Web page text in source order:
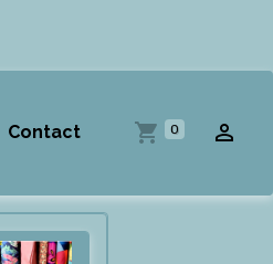
Contact 0